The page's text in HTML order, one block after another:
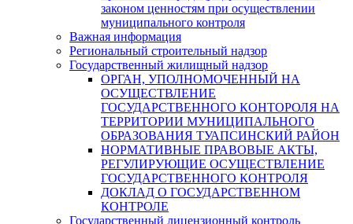
законом ценностям при осуществлении
муниципального контроля
Важная информация
Региональный строительный надзор
Государственный жилищный надзор
ОРГАН, УПОЛНОМОЧЕННЫЙ НА
ОСУЩЕСТВЛЕНИЕ
ГОСУДАРСТВЕННОГО КОНТОРОЛЯ НА
ТЕРРИТОРИИ МУНИЦИПАЛЬНОГО
ОБРАЗОВАНИЯ ТУАПСИНСКИЙ РАЙОН
НОРМАТИВНЫЕ ПРАВОВЫЕ АКТЫ,
РЕГУЛИРУЮЩИЕ ОСУЩЕСТВЛЕНИЕ
ГОСУДАРСТВЕННОГО КОНТРОЛЯ
ДОКЛАД О ГОСУДАРСТВЕННОМ
КОНТРОЛЕ
Государственный лицензионный контроль